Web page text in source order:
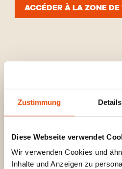
Zustimmung Details
Diese Webseite verwendet
Wir verwenden Cookies und
Inhalte und Anzeigen zu
SYSTÈME DE
RIKATRONIC3
RIKA VOICE
RIKA FIRENET